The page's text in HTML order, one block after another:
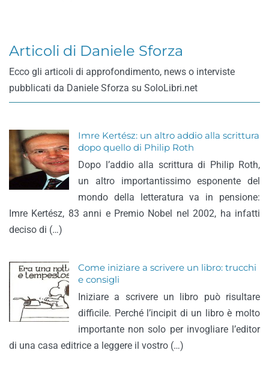
Articoli di Daniele Sforza
Ecco gli articoli di approfondimento, news o interviste
pubblicati da Daniele Sforza su SoloLibri.net
Imre Kertész: un altro addio alla scrittura
dopo quello di Philip Roth
Dopo l’addio alla scrittura di Philip Roth,
un altro importantissimo esponente del
mondo della letteratura va in pensione:
Imre Kertész, 83 anni e Premio Nobel nel 2002, ha infatti
deciso di (…)
Come iniziare a scrivere un libro: trucchi
e consigli
Iniziare a scrivere un libro può risultare
difficile. Perché l’incipit di un libro è molto
importante non solo per invogliare l’editor
di una casa editrice a leggere il vostro (…)